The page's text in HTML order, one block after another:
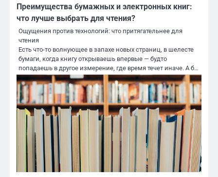
Преимущества бумажных и электронных книг:
что лучше выбрать для чтения?
Ощущения против технологий: что притягательнее для
чтения
Есть что-то волнующее в запахе новых страниц, в шелесте
бумаги, когда книгу открываешь впервые — будто
попадаешь в другое измерение, где время течет иначе. А б…